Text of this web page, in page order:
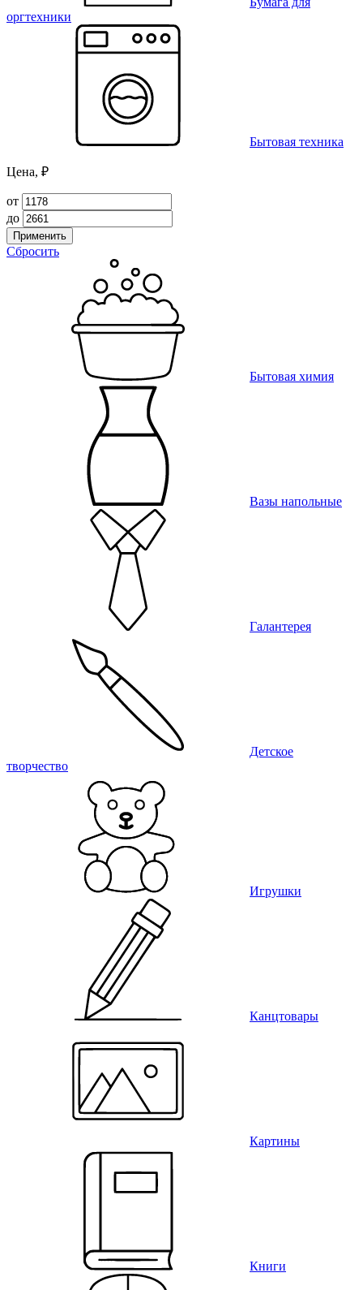
оргтехники
Бытовая техника
Цена, ₽
от
до
Применить
Сбросить
Бытовая химия
Вазы напольные
Галантерея
Детское
творчество
Игрушки
Канцтовары
Картины
Книги